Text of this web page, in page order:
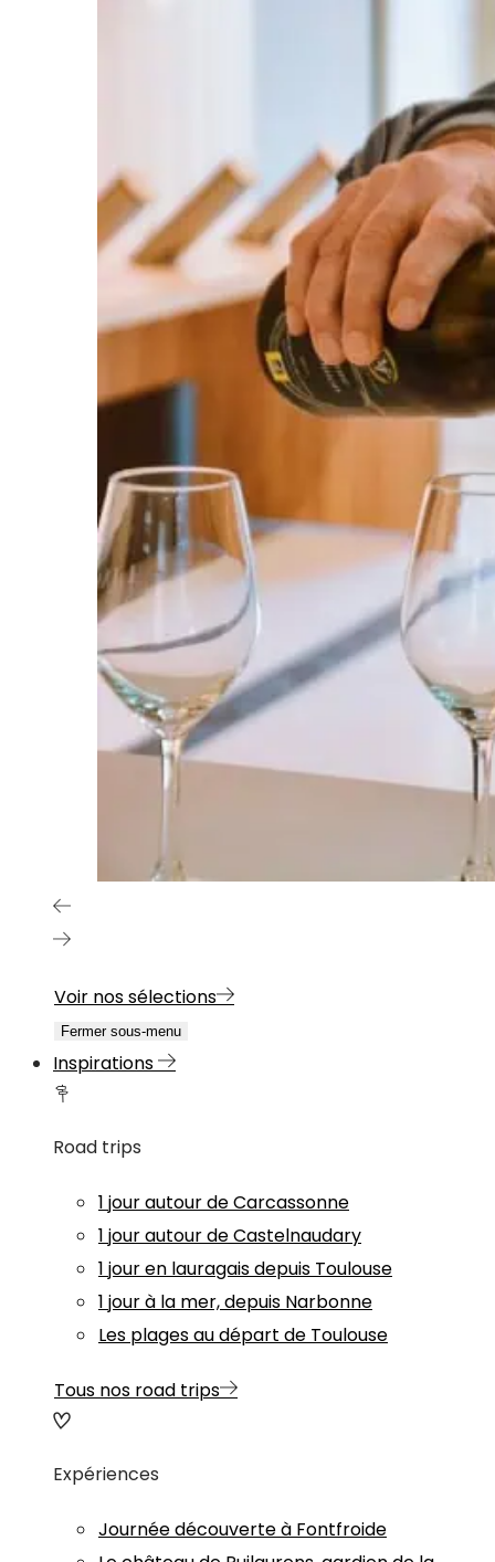
Voir nos sélections
Fermer sous-menu
Inspirations
Road trips
1 jour autour de Carcassonne
1 jour autour de Castelnaudary
1 jour en lauragais depuis Toulouse
1 jour à la mer, depuis Narbonne
Les plages au départ de Toulouse
Tous nos road trips
Expériences
Journée découverte à Fontfroide